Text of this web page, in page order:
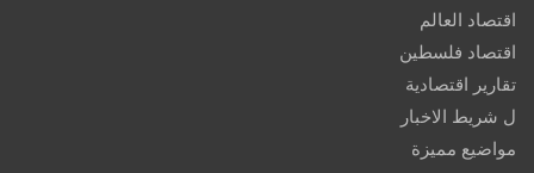
اقتصاد العالم
اقتصاد فلسطين
تقارير اقتصادية
ل شريط الاخبار
مواضيع مميزة